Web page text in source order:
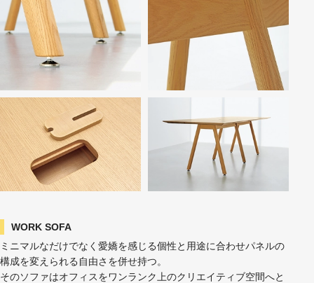
WORK SOFA
ミニマルなだけでなく愛嬌を感じる個性と用途に合わせパネルの
構成を変えられる自由さを併せ持つ。
そのソファはオフィスをワンランク上のクリエイティブ空間へと